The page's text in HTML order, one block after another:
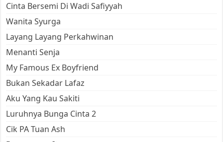
Cinta Bersemi Di Wadi Safiyyah
Wanita Syurga
Layang Layang Perkahwinan
Menanti Senja
My Famous Ex Boyfriend
Bukan Sekadar Lafaz
Aku Yang Kau Sakiti
Luruhnya Bunga Cinta 2
Cik PA Tuan Ash